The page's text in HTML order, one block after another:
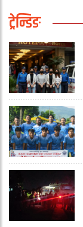
ट्रेन्डिङ